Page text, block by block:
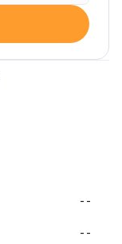
--
--